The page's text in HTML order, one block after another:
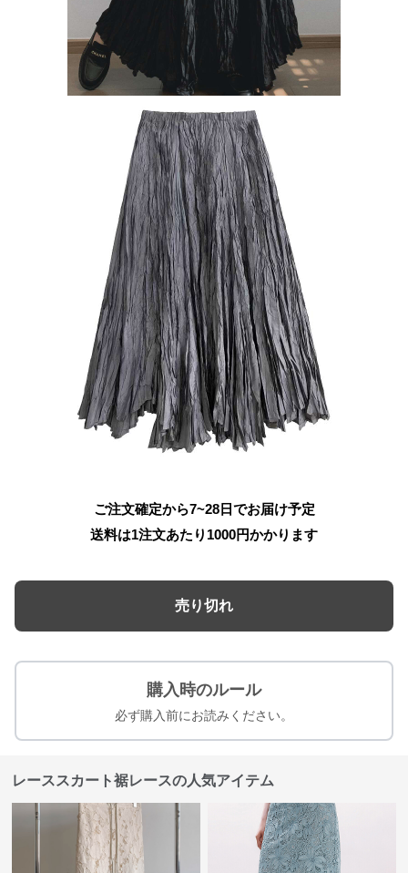
ご注文確定から7~28日でお届け予定
送料は1注文あたり 1000円かかります
売り切れ
購入時のルール
必ず購入前にお読みください。
レーススカート裾レースの人気アイテム